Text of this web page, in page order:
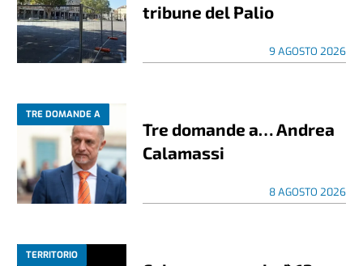
tribune del Palio
9 AGOSTO 2026
TRE DOMANDE A
Tre domande a… Andrea
Calamassi
8 AGOSTO 2026
TERRITORIO